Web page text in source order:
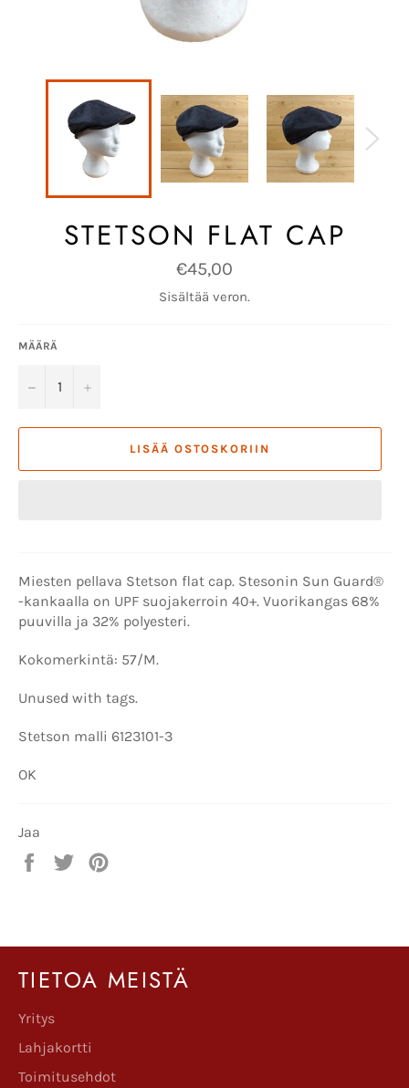
STETSON FLAT CAP
Normaalihinta
€45,00
Sisältää veron.
MÄÄRÄ
− +
LISÄÄ OSTOSKORIIN
Miesten pellava Stetson flat cap. Stesonin Sun Guard®
-kankaalla on UPF suojakerroin 40+. Vuorikangas 68%
puuvilla ja 32% polyesteri.
Kokomerkintä: 57/M.
Unused with tags.
Stetson malli 6123101-3
OK
Jaa
Jaa
Twiittaa
TIETOA MEISTÄ
Yritys
Lahjakortti
Toimitusehdot